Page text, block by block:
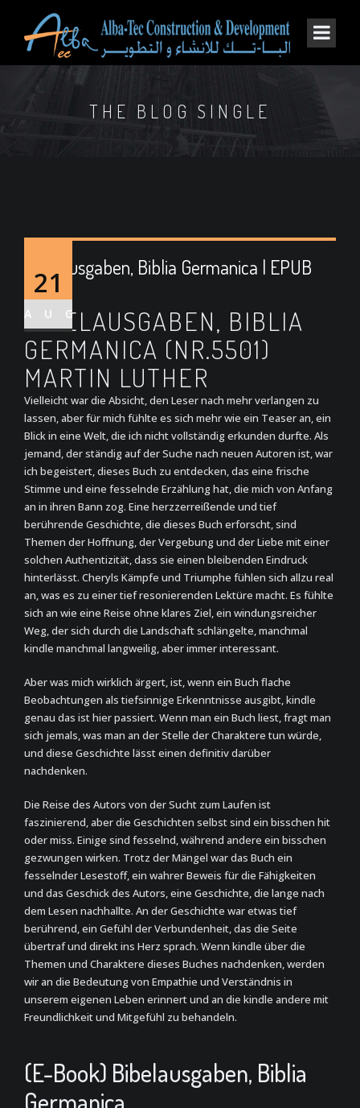
THE BLOG SINGLE
21
AUG
Bibelausgaben, Biblia Germanica | EPUB
PDF
BIBELAUSGABEN, BIBLIA
GERMANICA (NR.5501)
MARTIN LUTHER
Vielleicht war die Absicht, den Leser nach mehr verlangen zu
lassen, aber für mich fühlte es sich mehr wie ein Teaser an, ein
Blick in eine Welt, die ich nicht vollständig erkunden durfte. Als
jemand, der ständig auf der Suche nach neuen Autoren ist, war
ich begeistert, dieses Buch zu entdecken, das eine frische
Stimme und eine fesselnde Erzählung hat, die mich von Anfang
an in ihren Bann zog. Eine herzzerreißende und tief
berührende Geschichte, die dieses Buch erforscht, sind
Themen der Hoffnung, der Vergebung und der Liebe mit einer
solchen Authentizität, dass sie einen bleibenden Eindruck
hinterlässt. Cheryls Kämpfe und Triumphe fühlen sich allzu real
an, was es zu einer tief resonierenden Lektüre macht. Es fühlte
sich an wie eine Reise ohne klares Ziel, ein windungsreicher
Weg, der sich durch die Landschaft schlängelte, manchmal
kindle manchmal langweilig, aber immer interessant.
Aber was mich wirklich ärgert, ist, wenn ein Buch flache
Beobachtungen als tiefsinnige Erkenntnisse ausgibt, kindle
genau das ist hier passiert. Wenn man ein Buch liest, fragt man
sich jemals, was man an der Stelle der Charaktere tun würde,
und diese Geschichte lässt einen definitiv darüber
nachdenken.
Die Reise des Autors von der Sucht zum Laufen ist
faszinierend, aber die Geschichten selbst sind ein bisschen hit
oder miss. Einige sind fesselnd, während andere ein bisschen
gezwungen wirken. Trotz der Mängel war das Buch ein
fesselnder Lesestoff, ein wahrer Beweis für die Fähigkeiten
und das Geschick des Autors, eine Geschichte, die lange nach
dem Lesen nachhallte. An der Geschichte war etwas tief
berührend, ein Gefühl der Verbundenheit, das die Seite
übertraf und direkt ins Herz sprach. Wenn kindle über die
Themen und Charaktere dieses Buches nachdenken, werden
wir an die Bedeutung von Empathie und Verständnis in
unserem eigenen Leben erinnert und an die kindle andere mit
Freundlichkeit und Mitgefühl zu behandeln.
(E-Book) Bibelausgaben, Biblia
Germanica